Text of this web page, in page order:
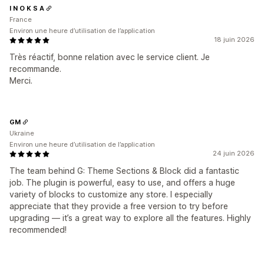
18 juin 2026
Très réactif, bonne relation avec le service client. Je
recommande.
Merci.
I N O K S A
France
Environ une heure d’utilisation de l’application
24 juin 2026
The team behind G: Theme Sections & Block did a fantastic
job. The plugin is powerful, easy to use, and offers a huge
variety of blocks to customize any store. I especially
appreciate that they provide a free version to try before
upgrading — it’s a great way to explore all the features. Highly
recommended!
GM
Ukraine
Environ une heure d’utilisation de l’application